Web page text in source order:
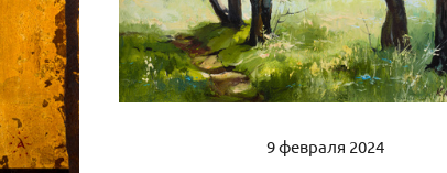
9 февраля 2024